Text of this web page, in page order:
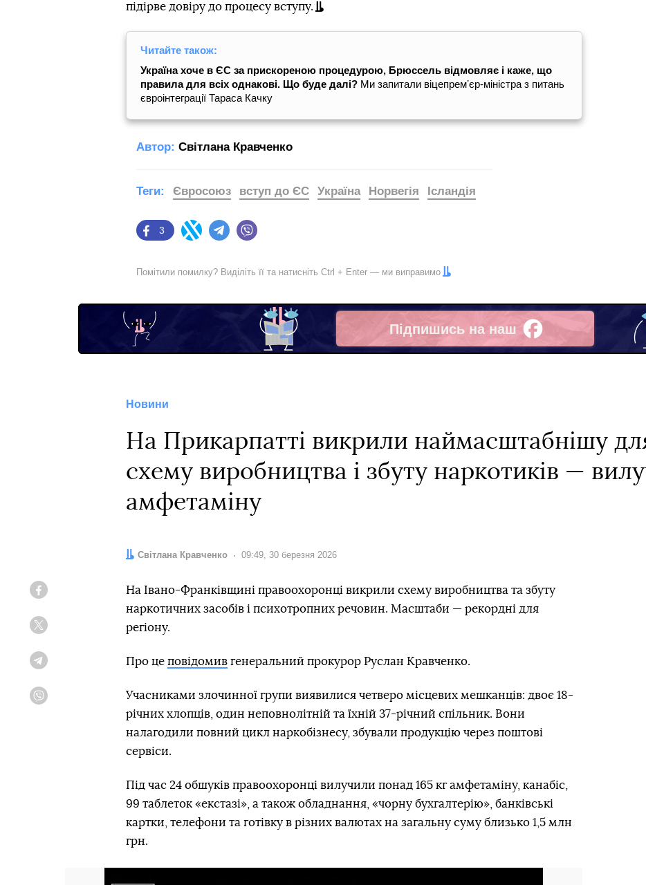
підірве довіру до процесу вступу.
Читайте також:
Україна хоче в ЄС за прискореною процедурою, Брюссель відмовляє і каже, що
правила для всіх однакові. Що буде далі? Ми запитали віцепремʼєр-міністра з питань
євроінтеграції Тараса Качку
Автор: Світлана Кравченко
Facebook
3
Twitter Telegram
Теги: Євросоюз вступ до ЄС Україна Норвегія Ісландія
Помітили помилку? Виділіть її та натисніть Ctrl + Enter — ми виправимо
Підпишись на наш
Facebook
Новини
На Прикарпатті викрили наймасштабнішу
схему виробництва і збуту наркотиків —
амфетаміну
Автор:
Світлана Кравченко Дата:
09:49, 30 березня 2026
На Івано-Франківщині правоохоронці викрили схему виробництва та збуту
наркотичних засобів і психотропних речовин. Масштаби — рекордні для
регіону.
Про це повідомив генеральний прокурор Руслан Кравченко.
Учасниками злочинної групи виявилися четверо місцевих мешканців: двоє 18-
річних хлопців, один неповнолітній та їхній 37-річний спільник. Вони
налагодили повний цикл наркобізнесу, збували продукцію через поштові
сервіси.
Під час 24 обшуків правоохоронці вилучили понад 165 кг амфетаміну, канабіс,
99 таблеток «екстазі», а також обладнання, «чорну бухгалтерію», банківські
картки, телефони та готівку в різних валютах на загальну суму близько 1,5 млн
грн.